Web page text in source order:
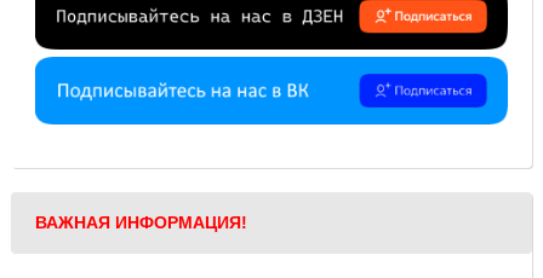
ВАЖНАЯ ИНФОРМАЦИЯ!